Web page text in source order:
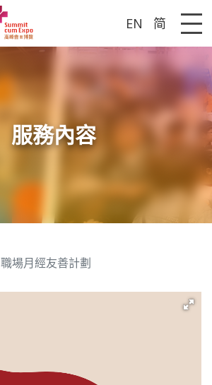
EN 简
服務內容
職場月經友善計劃